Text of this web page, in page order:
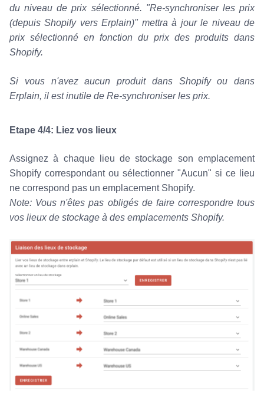
du niveau de prix sélectionné. "Re-synchroniser les prix
(depuis Shopify vers Erplain)" mettra à jour le niveau de
prix sélectionné en fonction du prix des produits dans
Shopify.
Si vous n'avez aucun produit dans Shopify ou dans
Erplain, il est inutile de Re-synchroniser les prix.
Etape 4/4: Liez vos lieux
Assignez à chaque lieu de stockage son emplacement
Shopify correspondant ou sélectionner "Aucun" si ce lieu
ne correspond pas un emplacement Shopify.
Note: Vous n'êtes pas obligés de faire correspondre tous
vos lieux de stockage à des emplacements Shopify.